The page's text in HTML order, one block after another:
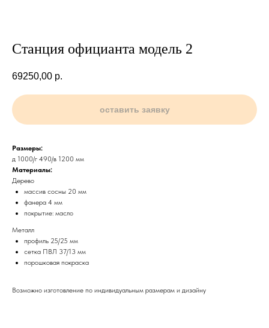
Станция официанта модель 2
69250,00 р.
оставить заявку
Размеры:
д 1000/г 490/в 1200 мм
Материалы:
Дерево
массив сосны 20 мм
фанера 4 мм
покрытие: масло
Металл
профиль 25/25 мм
сетка ПВЛ 37/13 мм
порошковая покраска
Возможно изготовление по индивидуальным размерам и дизайну